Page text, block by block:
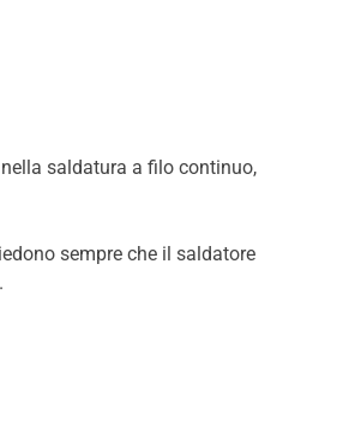
saldatura a filo continuo,
sempre che il saldatore